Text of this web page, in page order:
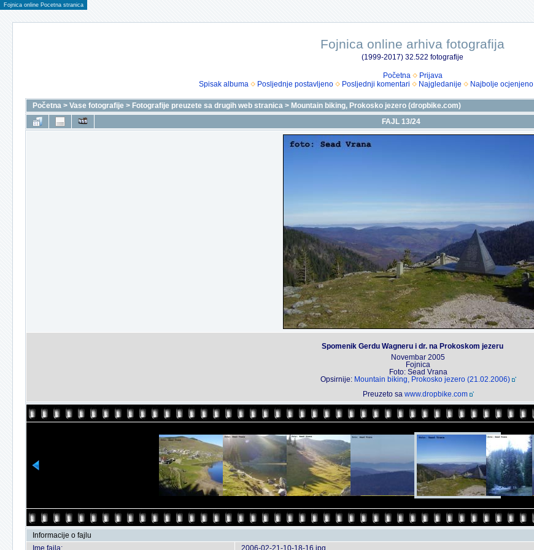
Fojnica online Pocetna stranica
Fojnica online arhiva fotografija
(1999-2017) 32.522 fotografije
Početna
Prijava
Spisak albuma
Posljednje postavljeno Posljednji komentari Najgledanije Najbolje ocjenjeno
Početna > Vase fotografije > Fotografije preuzete sa drugih web stranica > Mountain biking, Prokosko jezero (dropbike.com)
FAJL 13/24
Spomenik Gerdu Wagneru i dr. na Prokoskom jezeru
Novembar 2005
Fojnica
Foto: Sead Vrana
Opsirnije: Mountain biking, Prokosko jezero (21.02.2006)
Preuzeto sa www.dropbike.com
Informacije o fajlu
Ime fajla:
2006-02-21-10-18-16.jpg